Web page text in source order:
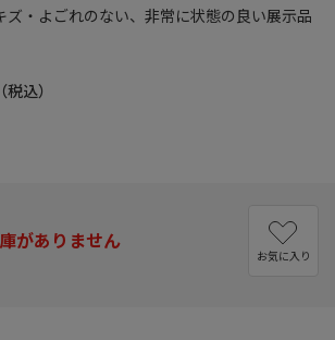
・よごれのない、非常に状態の良い展示品
（税込）
がありません
お気に入り